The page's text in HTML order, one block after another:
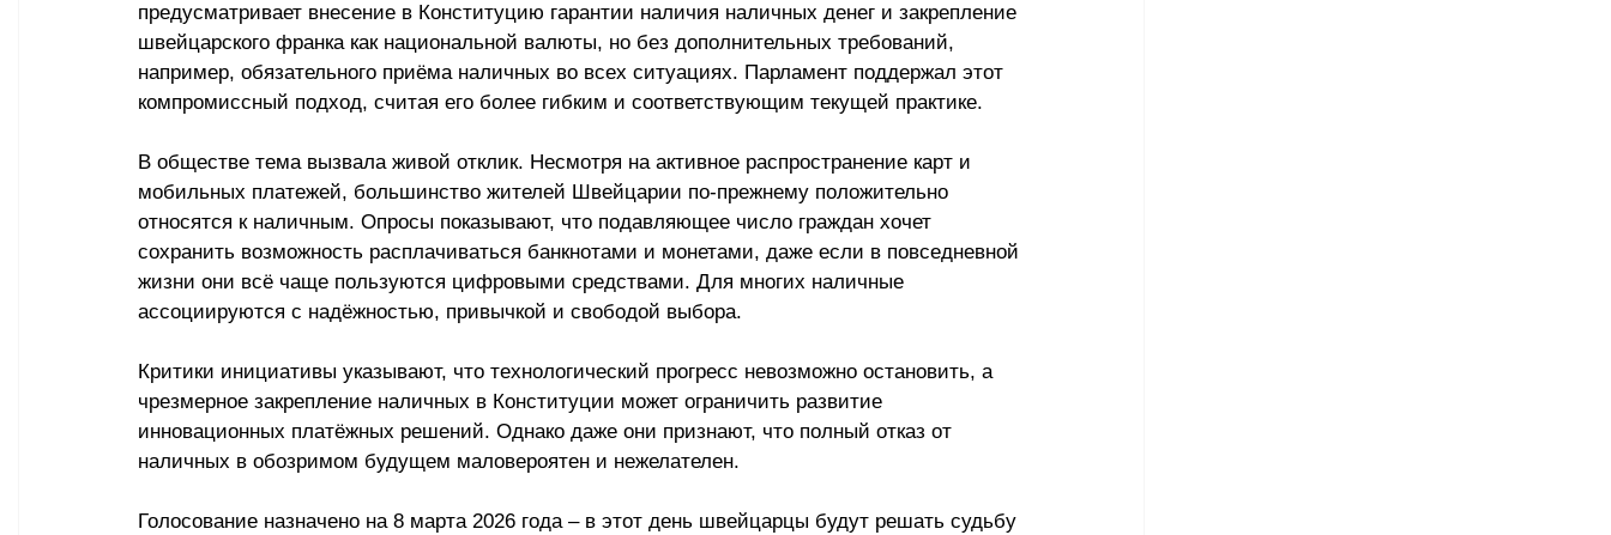
предусматривает внесение в Конституцию гарантии наличия наличных денег и закрепление
швейцарского франка как национальной валюты, но без дополнительных требований,
например, обязательного приёма наличных во всех ситуациях. Парламент поддержал этот
компромиссный подход, считая его более гибким и соответствующим текущей практике.
В обществе тема вызвала живой отклик. Несмотря на активное распространение карт и
мобильных платежей, большинство жителей Швейцарии по-прежнему положительно
относятся к наличным. Опросы показывают, что подавляющее число граждан хочет
сохранить возможность расплачиваться банкнотами и монетами, даже если в повседневной
жизни они всё чаще пользуются цифровыми средствами. Для многих наличные
ассоциируются с надёжностью, привычкой и свободой выбора.
Критики инициативы указывают, что технологический прогресс невозможно остановить, а
чрезмерное закрепление наличных в Конституции может ограничить развитие
инновационных платёжных решений. Однако даже они признают, что полный отказ от
наличных в обозримом будущем маловероятен и нежелателен.
Голосование назначено на 8 марта 2026 года – в этот день швейцарцы будут решать судьбу